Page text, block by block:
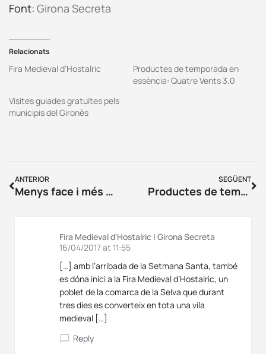
Font: Girona Secreta
Relacionats
Fira Medieval d’Hostalric
Productes de temporada en
essència: Quatre Vents 3.0
Visites guiades gratuïtes pels
municipis del Gironès
ANTERIOR
Menys face i més books: Sweet Books
SEGÜENT
Productes de temporada en essència: Quatre Vents 3.0
Fira Medieval d'Hostalric | Girona Secreta
16/04/2017 at 11:55
[…] amb l’arribada de la Setmana Santa, també
es dóna inici a la Fira Medieval d’Hostalric, un
poblet de la comarca de la Selva que durant
tres dies es converteix en tota una vila
medieval […]
Reply